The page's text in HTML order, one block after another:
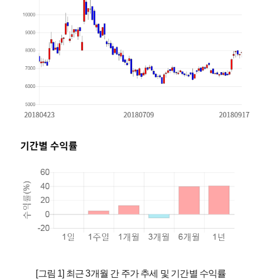
[그림 1] 최근 3개월 간 주가 추세 및 기간별 수익률